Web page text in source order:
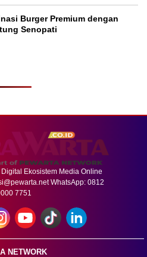
Burger Premium dengan
Senopati
Ekosistem Media Online
WhatsApp: 0812
7751
NETWORK